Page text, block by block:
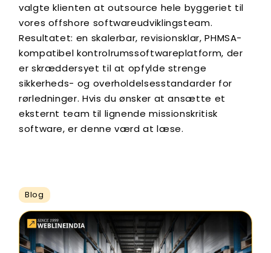
valgte klienten at outsource hele byggeriet til
vores offshore softwareudviklingsteam.
Resultatet: en skalerbar, revisionsklar, PHMSA-
kompatibel kontrolrumssoftwareplatform, der
er skræddersyet til at opfylde strenge
sikkerheds- og overholdelsesstandarder for
rørledninger. Hvis du ønsker at ansætte et
eksternt team til lignende missionskritisk
software, er denne værd at læse.
Blog